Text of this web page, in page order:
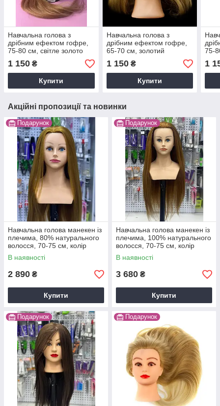
Навчальна голова з
дрібним ефектом гофре,
75-80 см, світле золото
(окрас амбре)
1 150 ₴
Купити
Навчальна голова з
дрібним ефектом гофре,
65-70 см, золотий
1 150₴
Купити
75-
1
Акційні пропозиції та новинки
Подарунок
Навчальна голова манекен із
плечима, 80% натурального
волосся, 70-75 см, колір
золото
В наявності
2 890 ₴
Купити
Подарунок
Навчальна голова манекен із
плечима, 100% натурального
волосся, 70-75 см, колір
золото
В наявності
3 680 ₴
Купити
Подарунок Подарунок